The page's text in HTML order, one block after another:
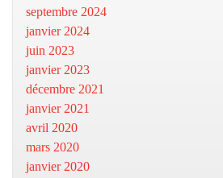
septembre 2024
janvier 2024
juin 2023
janvier 2023
décembre 2021
janvier 2021
avril 2020
mars 2020
janvier 2020